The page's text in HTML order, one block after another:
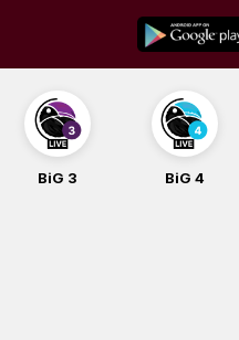
content
BiG 3 BiG 4